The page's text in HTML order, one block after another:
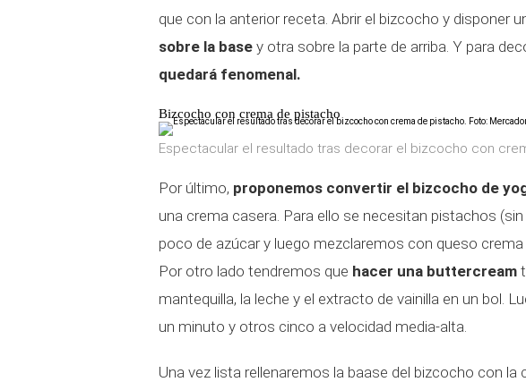
que con la anterior receta. Abrir el bizcocho y disponer
sobre la base y otra sobre la parte de arriba. Y para
quedará fenomenal.
Bizcocho con crema de pistacho
Espectacular el resultado tras decorar el bizcocho con
Por último, proponemos convertir el bizcocho de
una crema casera. Para ello se necesitan pistachos
poco de azúcar y luego mezclaremos con queso
Por otro lado tendremos que hacer una buttercream
mantequilla, la leche y el extracto de vainilla en un bol.
un minuto y otros cinco a velocidad media-alta.
Una vez lista rellenaremos la baase del bizcocho con la